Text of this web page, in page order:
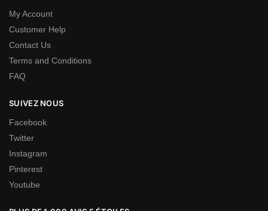
My Account
Customer Help
Contact Us
Terms and Conditions
FAQ
SUIVEZ NOUS
Facebook
Twitter
Instagram
Pinterest
Youtube